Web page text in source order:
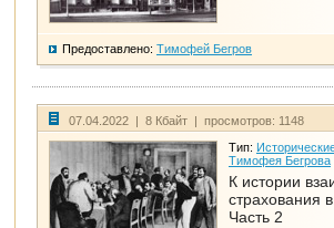
Предоставлено: Тимофей Бегров
07.04.2022 | 8 Кбайт | просмотров: 1148
Тип:
Тимофея Бегрова
К истории
страхования
Часть 2